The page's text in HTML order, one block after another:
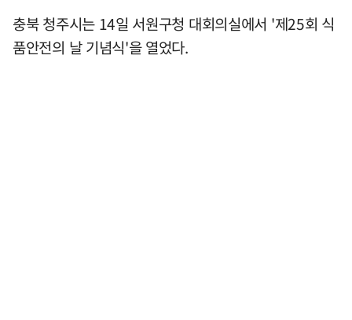
충북 청주시는 14일 서원구청 대회의실에서 '제25회 식
품안전의 날 기념식'을 열었다.